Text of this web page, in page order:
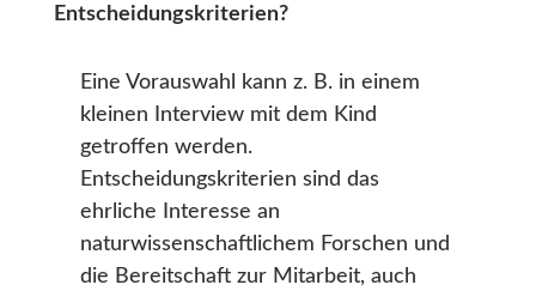
Entscheidungskriterien?
Eine Vorauswahl kann z. B. in einem
kleinen Interview mit dem Kind
getroffen werden.
Entscheidungskriterien sind das
ehrliche Interesse an
naturwissenschaftlichem Forschen und
die Bereitschaft zur Mitarbeit, auch